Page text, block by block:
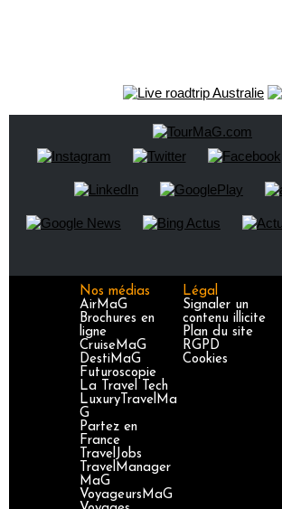
Nos médias
AirMaG
Brochures en
ligne
CruiseMaG
DestiMaG
Futuroscopie
La Travel Tech
LuxuryTravelMa
G
Partez en
France
TravelJobs
TravelManager
MaG
VoyageursMaG
Légal
Signaler un
contenu illicite
Plan du site
RGPD
Cookies